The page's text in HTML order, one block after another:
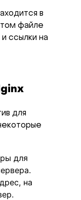
в
файле
ссылки на
для
для
на